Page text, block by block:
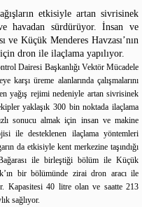
etkisiyle artan sivrisinek
havadan sürdürüyor. İnsan ve
ve Küçük Menderes Havzası’nın
dron ile ilaçlama yapılıyor.
Dairesi Başkanlığı Vektör Mücadele
üreme alanlarında çalışmalarını
yağış rejimi nedeniyle artan sivrisinek
yaklaşık 300 bin noktada ilaçlama
sonucu almak için insan ve makine
ile desteklenen ilaçlama yöntemleri
da etkisiyle kent merkezine taşındığı
ile birleştiği bölüm ile Küçük
bir bölümünde zirai dron aracı ile
Kapasitesi 40 litre olan ve saatte 213
sağlıyor.